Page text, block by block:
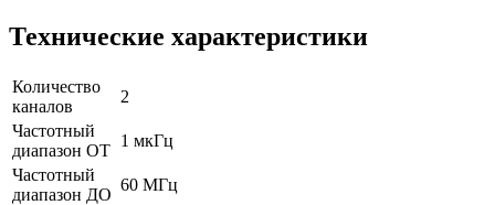
Технические характеристики
Количество
каналов
2
Частотный
диапазон ОТ
1 мкГц
Частотный
диапазон ДО
60 МГц